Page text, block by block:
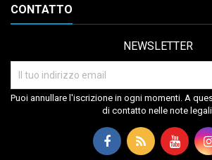
CONTATTO
NEWSLETTER
Puoi annullare l'iscrizione in ogni momenti. A
di contatto nelle note